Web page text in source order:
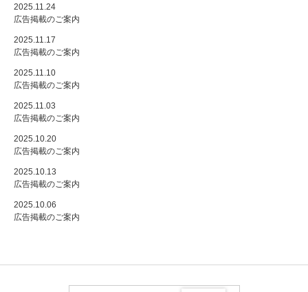
2025.11.24
広告掲載のご案内
2025.11.17
広告掲載のご案内
2025.11.10
広告掲載のご案内
2025.11.03
広告掲載のご案内
2025.10.20
広告掲載のご案内
2025.10.13
広告掲載のご案内
2025.10.06
広告掲載のご案内